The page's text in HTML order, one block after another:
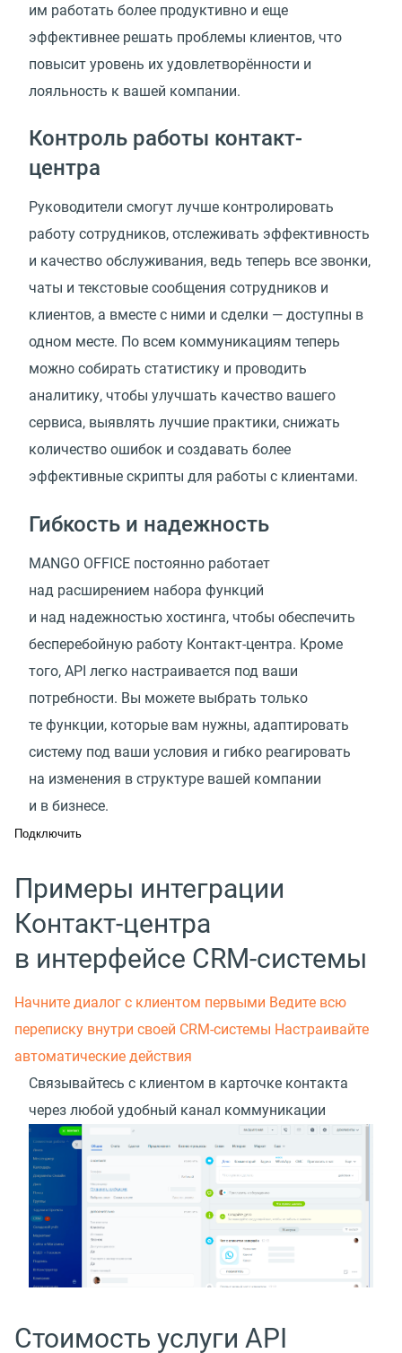
им работать более продуктивно и еще
эффективнее решать проблемы клиентов, что
повысит уровень их удовлетворённости и
лояльность к вашей компании.
Контроль работы контакт-
центра
Руководители смогут лучше контролировать
работу сотрудников, отслеживать эффективность
и качество обслуживания, ведь теперь все звонки,
чаты и текстовые сообщения сотрудников и
клиентов, а вместе с ними и сделки — доступны в
одном месте. По всем коммуникациям теперь
можно собирать статистику и проводить
аналитику, чтобы улучшать качество вашего
сервиса, выявлять лучшие практики, снижать
количество ошибок и создавать более
эффективные скрипты для работы с клиентами.
Гибкость и надежность
MANGO OFFICE постоянно работает
над расширением набора функций
и над надежностью хостинга, чтобы обеспечить
бесперебойную работу Контакт-центра. Кроме
того, API легко настраивается под ваши
потребности. Вы можете выбрать только
те функции, которые вам нужны, адаптировать
систему под ваши условия и гибко реагировать
на изменения в структуре вашей компании
и в бизнесе.
Подключить
Примеры интеграции
Контакт-центра
в интерфейсе CRM-системы
Начните диалог с клиентом первыми Ведите всю
переписку внутри своей CRM-системы Настраивайте
автоматические действия
Связывайтесь с клиентом в карточке контакта
через любой удобный канал коммуникации
Стоимость услуги API